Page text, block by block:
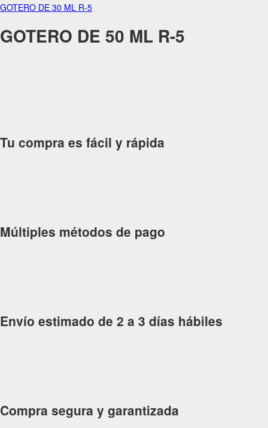
GOTERO DE 30 ML R-5
GOTERO DE 50 ML R-5
Tu compra es fácil y rápida
Múltiples métodos de pago
Envío estimado de 2 a 3 días hábiles
Compra segura y garantizada